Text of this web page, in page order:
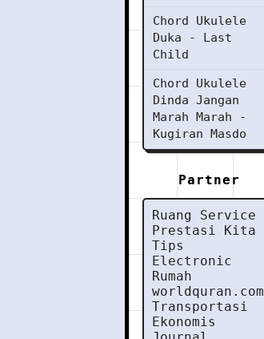
Chord Ukulele
Duka - Last
Child
Chord Ukulele
Dinda Jangan
Marah Marah -
Kugiran Masdo
Partner
Ruang Service
Prestasi Kita
Tips
Electronic
Rumah
worldquran.com
Transportasi
Ekonomis